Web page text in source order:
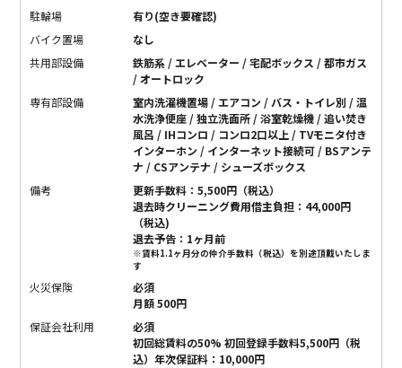
駐輪場
有り(空き要確認)
バイク置場
なし
共用部設備
鉄筋系 / エレベーター / 宅配ボックス / 都市ガス
/ オートロック
専有部設備
室内洗濯機置場 / エアコン / バス・トイレ別 / 温
水洗浄便座 / 独立洗面所 / 浴室乾燥機 / 追い焚き
風呂 / IHコンロ / コンロ2口以上 / TVモニタ付き
インターホン / インターネット接続可 / BSアンテ
ナ / CSアンテナ / シューズボックス
備考
更新手数料：5,500円（税込）
退去時クリーニング費用借主負担：44,000円
（税込)
退去予告：1ヶ月前
※賃料1.1ヶ月分の仲介手数料（税込）を別途頂戴いたしま
す
火災保険
必須
月額 500円
保証会社利用
必須
初回総賃料の50% 初回登録手数料5,500円（税
込）年次保証料：10,000円